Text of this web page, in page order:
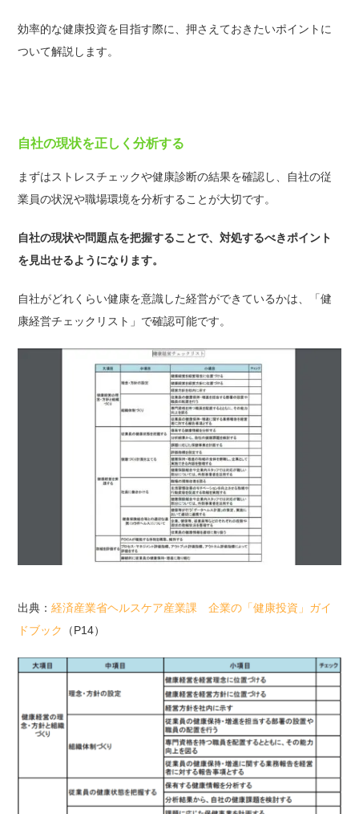
効率的な健康投資を目指す際に、押さえておきたいポイントに
ついて解説します。
自社の現状を正しく分析する
まずはストレスチェックや健康診断の結果を確認し、自社の従
業員の状況や職場環境を分析することが大切です。
自社の現状や問題点を把握することで、対処するべきポイント
を見出せるようになります。
自社がどれくらい健康を意識した経営ができているかは、「健
康経営チェックリスト」で確認可能です。
出典：経済産業省ヘルスケア産業課 企業の「健康投資」ガイ
ドブック
（P14）